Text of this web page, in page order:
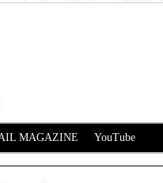
MAGAZINE